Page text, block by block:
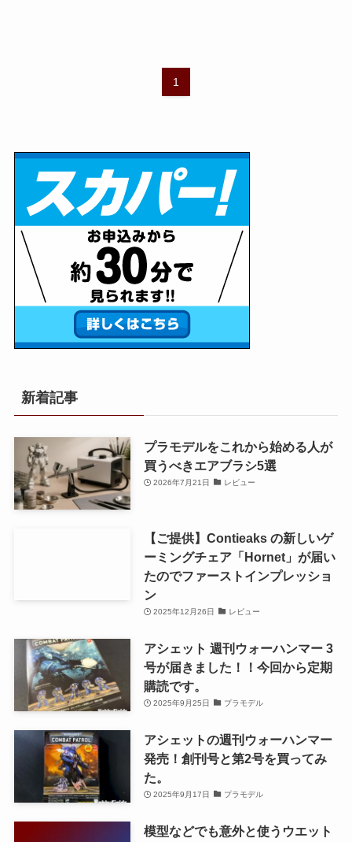
1
新着記事
プラモデルをこれから始める人が
買うべきエアブラシ5選
2026年7月21日 レビュー
【ご提供】Contieaks の新しいゲ
ーミングチェア「Hornet」が届い
たのでファーストインプレッショ
ン
2025年12月26日 レビュー
アシェット 週刊ウォーハンマー 3
号が届きました！！今回から定期
購読です。
2025年9月25日 プラモデル
アシェットの週刊ウォーハンマー
発売！創刊号と第2号を買ってみ
た。
2025年9月17日 プラモデル
模型などでも意外と使うウエット